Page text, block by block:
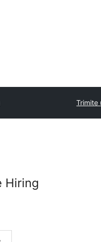
Trimite
Hiring